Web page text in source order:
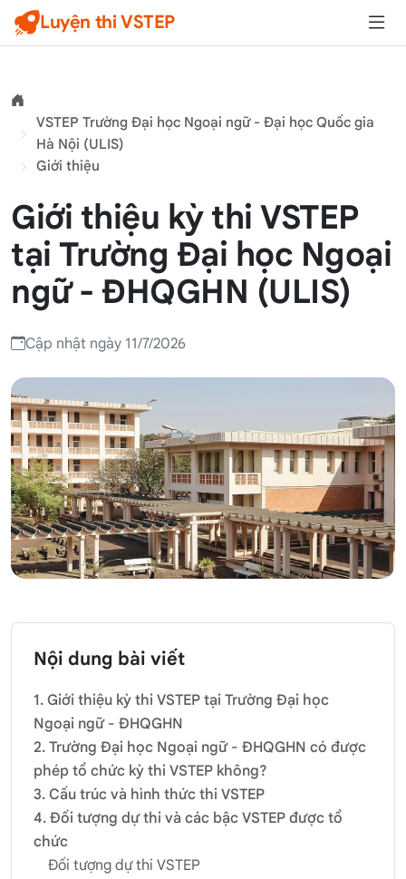
Luyện thi VSTEP
VSTEP Trường Đại học Ngoại ngữ - Đại học Quốc gia
Hà Nội (ULIS)
Giới thiệu
Giới thiệu kỳ thi VSTEP
tại Trường Đại học Ngoại
ngữ - ĐHQGHN (ULIS)
Cập nhật ngày 11/7/2026
Nội dung bài viết
1. Giới thiệu kỳ thi VSTEP tại Trường Đại học
Ngoại ngữ - ĐHQGHN
2. Trường Đại học Ngoại ngữ - ĐHQGHN có được
phép tổ chức kỳ thi VSTEP không?
3. Cấu trúc và hình thức thi VSTEP
4. Đối tượng dự thi và các bậc VSTEP được tổ
chức
Đối tượng dự thi VSTEP